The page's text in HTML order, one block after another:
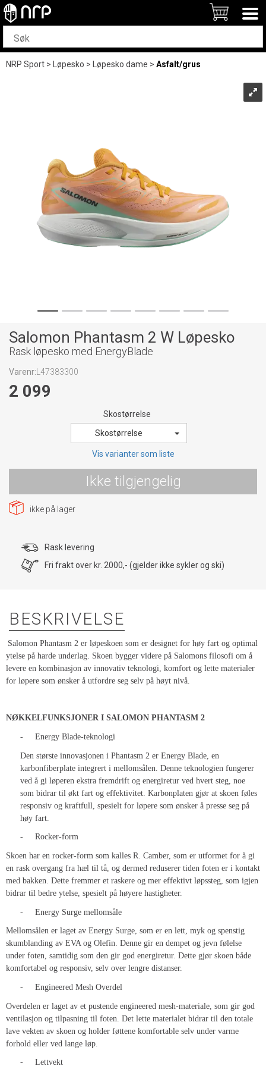
NRP Sport> Løpesko> Løpesko dame>Asfalt/grus
Salomon Phantasm 2 W Løpesko
Rask løpesko med EnergyBlade
Varenr: L47383300
2 099
Skostørrelse
Skostørrelse
Vis varianter som liste
Ikke tilgjengelig
ikke på lager
Rask levering
Fri frakt over kr. 2000,- (gjelder ikke sykler og ski)
BESKRIVELSE
Salomon Phantasm 2 er løpeskoen som er designet for høy fart og optimal
ytelse på harde underlag. Skoen bygger videre på Salomons filosofi om å
levere en kombinasjon av innovativ teknologi, komfort og lette materialer
for løpere som ønsker å utfordre seg selv på høyt nivå.
NØKKELFUNKSJONER I SALOMON PHANTASM 2
- Energy Blade-teknologi
Den største innovasjonen i Phantasm 2 er Energy Blade, en
karbonfiberplate integrert i mellomsålen. Denne teknologien fungerer
ved å gi løperen ekstra fremdrift og energiretur ved hvert steg, noe
som bidrar til økt fart og effektivitet. Karbonplaten gjør at skoen føles
responsiv og kraftfull, spesielt for løpere som ønsker å presse seg på
høy fart.
- Rocker-form
Skoen har en rocker-form som kalles R. Camber, som er utformet for å gi
en rask overgang fra hæl til tå, og dermed reduserer tiden foten er i kontakt
med bakken. Dette fremmer et raskere og mer effektivt løpssteg, som igjen
bidrar til bedre ytelse, spesielt på høyere hastigheter.
- Energy Surge mellomsåle
Mellomsålen er laget av Energy Surge, som er en lett, myk og spenstig
skumblanding av EVA og Olefin. Denne gir en dempet og jevn følelse
under foten, samtidig som den gir god energiretur. Dette gjør skoen både
komfortabel og responsiv, selv over lengre distanser.
- Engineered Mesh Overdel
Overdelen er laget av et pustende engineered mesh-materiale, som gir god
ventilasjon og tilpasning til foten. Det lette materialet bidrar til den totale
lave vekten av skoen og holder føttene komfortable selv under varme
forhold eller ved lange løp.
- Lettvekt